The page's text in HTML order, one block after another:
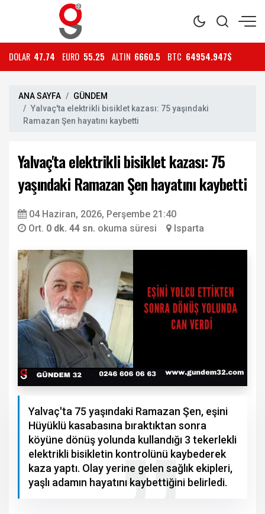
DOLAR 47.74 EURO 55.25 ALTIN 6660.5 BTC 64954.947$
ANA SAYFA
GÜNDEM
Yalvaç'ta elektrikli bisiklet kazası: 75 yaşındaki
Ramazan Şen hayatını kaybetti
Yalvaç'ta elektrikli bisiklet kazası: 75
yaşındaki Ramazan Şen hayatını kaybetti
04 Haziran, 2026, Perşembe 21:40
Ort. 0 dk. 44 sn. okuma süresi Isparta
Yalvaç'ta 75 yaşındaki Ramazan Şen, eşini
Hüyüklü kasabasına bıraktıktan sonra
köyüne dönüş yolunda kullandığı 3 tekerlekli
elektrikli bisikletin kontrolünü kaybederek
kaza yaptı. Olay yerine gelen sağlık ekipleri,
yaşlı adamın hayatını kaybettiğini belirledi.